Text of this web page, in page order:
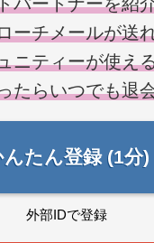
ーチメールが送
ニティーが使え
たらいつでも退
んたん登録 (1分)
外部IDで登録